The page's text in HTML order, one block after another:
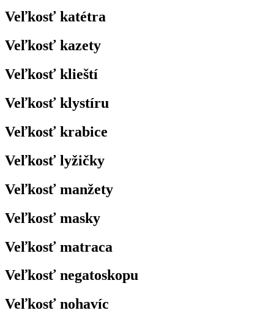
Veľkosť katétra
Veľkosť kazety
Veľkosť klieští
Veľkosť klystíru
Veľkosť krabice
Veľkosť lyžičky
Veľkosť manžety
Veľkosť masky
Veľkosť matraca
Veľkosť negatoskopu
Veľkosť nohavíc